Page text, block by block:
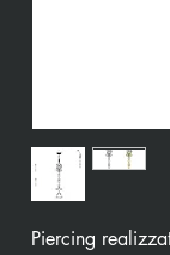
Piercing